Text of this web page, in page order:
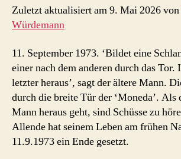
Zuletzt aktualisiert am 9. Mai 2026 von
Würdemann
11. September 1973. ‘Bildet eine
einer nach dem anderen durch das Tor.
letzter heraus’, sagt der ältere Mann.
durch die breite Tür der ‘Moneda’. Als
Mann heraus geht, sind Schüsse zu
Allende hat seinem Leben am frühen
11.9.1973 ein Ende gesetzt.